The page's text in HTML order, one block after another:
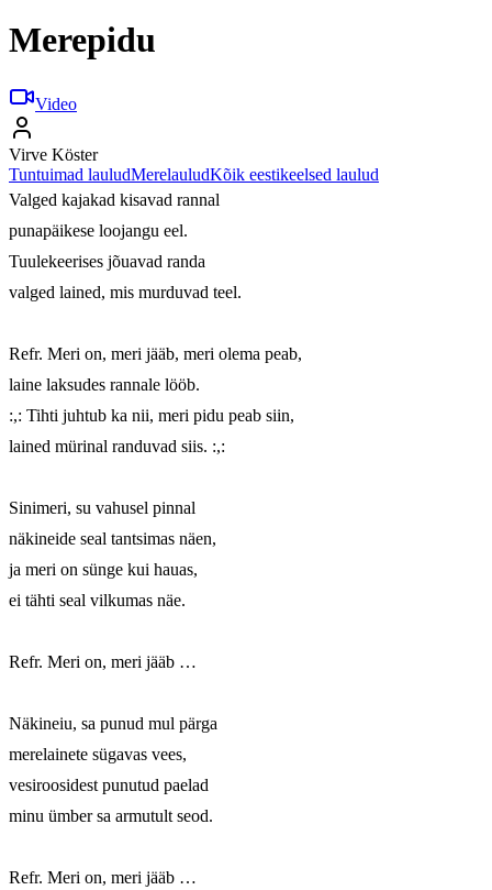
Merepidu
Video
Virve Köster
Tuntuimad lauludMerelauludKõik eestikeelsed laulud
Valged kajakad kisavad rannal
punapäikese loojangu eel.
Tuulekeerises jõuavad randa
valged lained, mis murduvad teel.
Refr. Meri on, meri jääb, meri olema peab,
laine laksudes rannale lööb.
:,: Tihti juhtub ka nii, meri pidu peab siin,
lained mürinal randuvad siis. :,:
Sinimeri, su vahusel pinnal
näkineide seal tantsimas näen,
ja meri on sünge kui hauas,
ei tähti seal vilkumas näe.
Refr. Meri on, meri jääb …
Näkineiu, sa punud mul pärga
merelainete sügavas vees,
vesiroosidest punutud paelad
minu ümber sa armutult seod.
Refr. Meri on, meri jääb …